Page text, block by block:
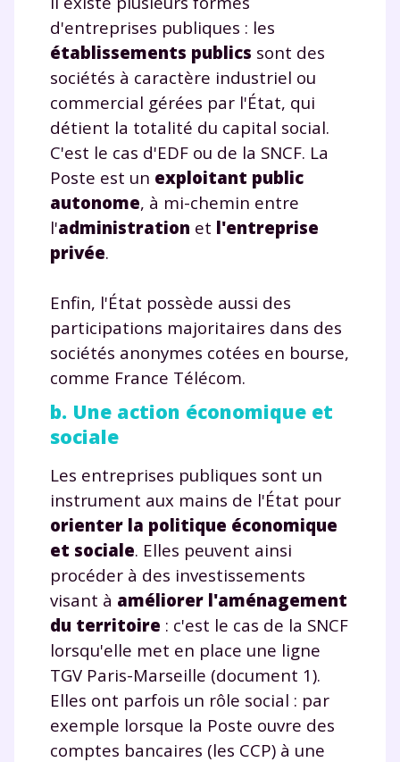
d'entreprises publiques : les
établissements publics sont des
sociétés à caractère industriel ou
commercial gérées par l'État, qui
détient la totalité du capital social.
C'est le cas d'EDF ou de la SNCF. La
Poste est un exploitant public
autonome, à mi-chemin entre
l'administration et l'entreprise
privée.
Enfin, l'État possède aussi des
participations majoritaires dans des
sociétés anonymes cotées en bourse,
comme France Télécom.
b. Une action économique et
sociale
Les entreprises publiques sont un
instrument aux mains de l'État pour
orienter la politique économique
et sociale. Elles peuvent ainsi
procéder à des investissements
visant à améliorer l'aménagement
du territoire : c'est le cas de la SNCF
lorsqu'elle met en place une ligne
TGV Paris-Marseille (document 1).
Elles ont parfois un rôle social : par
exemple lorsque la Poste ouvre des
comptes bancaires (les CCP) à une